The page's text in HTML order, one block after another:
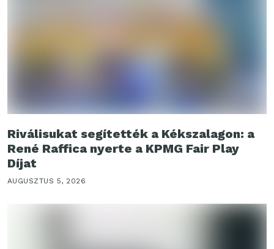
Riválisukat segítették a Kékszalagon: a
René Raffica nyerte a KPMG Fair Play
Díjat
AUGUSZTUS 5, 2026